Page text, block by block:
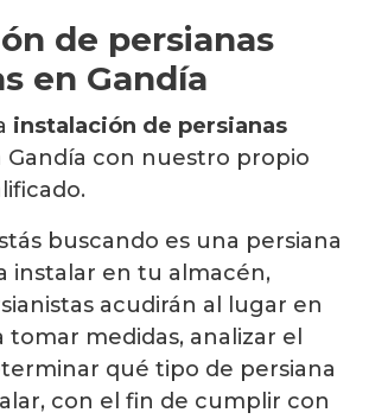
de persianas
en Gandía
instalación de persianas
Gandía con nuestro propio
buscando es una persiana
instalar en tu almacén,
acudirán al lugar en
tomar medidas, analizar el
qué tipo de persiana
con el fin de cumplir con